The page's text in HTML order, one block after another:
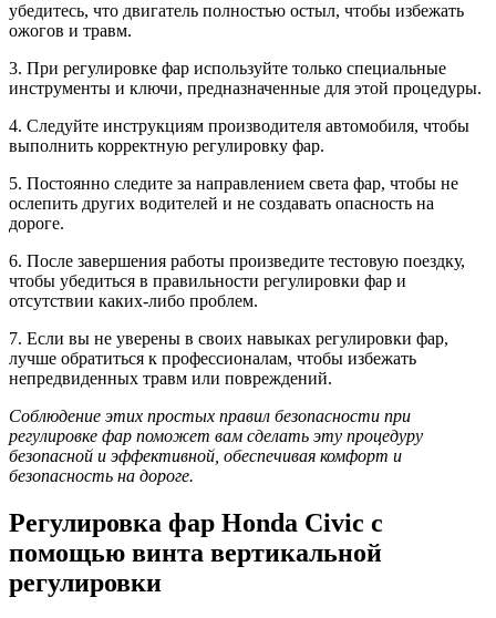
убедитесь, что двигатель полностью остыл, чтобы избежать
ожогов и травм.
3. При регулировке фар используйте только специальные
инструменты и ключи, предназначенные для этой процедуры.
4. Следуйте инструкциям производителя автомобиля, чтобы
выполнить корректную регулировку фар.
5. Постоянно следите за направлением света фар, чтобы не
ослепить других водителей и не создавать опасность на
дороге.
6. После завершения работы произведите тестовую поездку,
чтобы убедиться в правильности регулировки фар и
отсутствии каких-либо проблем.
7. Если вы не уверены в своих навыках регулировки фар,
лучше обратиться к профессионалам, чтобы избежать
непредвиденных травм или повреждений.
Соблюдение этих простых правил безопасности при
регулировке фар поможет вам сделать эту процедуру
безопасной и эффективной, обеспечивая комфорт и
безопасность на дороге.
Регулировка фар Honda Civic с
помощью винта вертикальной
регулировки